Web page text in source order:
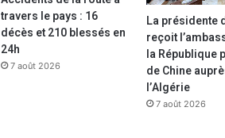
travers le pays : 16
décès et 210 blessés en
24h
7 août 2026
La présidente
reçoit
la République
de Chine
l’Algérie
7 août 2026